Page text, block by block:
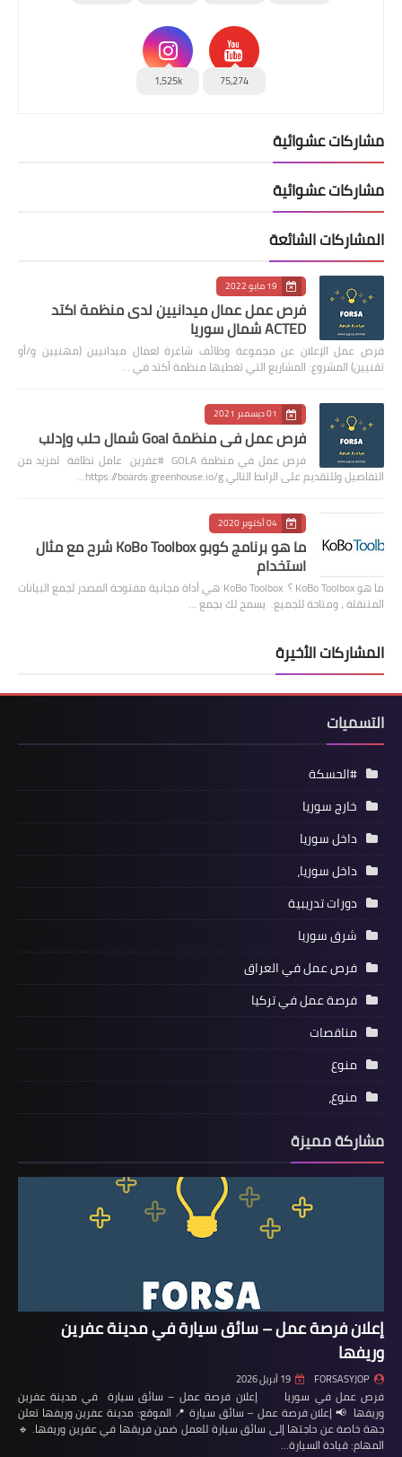
75,274
1,525k
مشاركات عشوائية
مشاركات عشوائية
المشاركات الشائعة
19 مايو 2022
فرص عمل عمال ميدانيين لدى منظمة اكتد
ACTED شمال سوريا
فرص عمل الإعلان عن مجموعة وظائف شاغرة لعمال ميدانيين (مهنيين و/أو
تقنيين) المشروع: المشاريع التي تغطيها منظمة أكتد في …
01 ديسمبر 2021
فرص عمل في منظمة Goal شمال حلب وإدلب
فرص عمل في منظمة GOLA #عفرين عامل نظافة لمزيد من
التفاصيل وللتقديم على الرابط التالي https://boards.greenhouse.io/g…
04 أكتوبر 2020
ما هو برنامج كوبو KoBo Toolbox شرح مع مثال
استخدام
ما هو KoBo Toolbox ؟ KoBo Toolbox هي أداة مجانية مفتوحة المصدر لجمع البيانات
المتنقلة ، ومتاحة للجميع. يسمح لك بجمع …
المشاركات الأخيرة
التسميات
#الحسكة
خارج سوريا
داخل سوريا
داخل سوريا،
دورات تدريبية
شرق سوريا
فرص عمل في العراق
فرصة عمل في تركيا
مناقصات
منوع
منوع،
مشاركة مميزة
إعلان فرصة عمل – سائق سيارة في مدينة عفرين
وريفها
FORSASYJOP 19 أبريل 2026
فرص عمل في سوريا إعلان فرصة عمل – سائق سيارة في مدينة عفرين
وريفها 📢 إعلان فرصة عمل – سائق سيارة 📍 الموقع: مدينة عفرين وريفها تعلن
جهة خاصة عن حاجتها إلى سائق سيارة للعمل ضمن فريقها في عفرين وريفها. 🔹
المهام: قيادة السيارة…